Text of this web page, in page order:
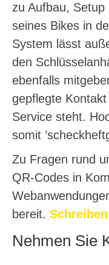
zu Aufbau,
seines Bikes in
System lässt
den
ebenfalls
gepflegte
Service steht.
somit
Zu Fragen rund
QR-Codes in
bereit.
Nehmen Sie